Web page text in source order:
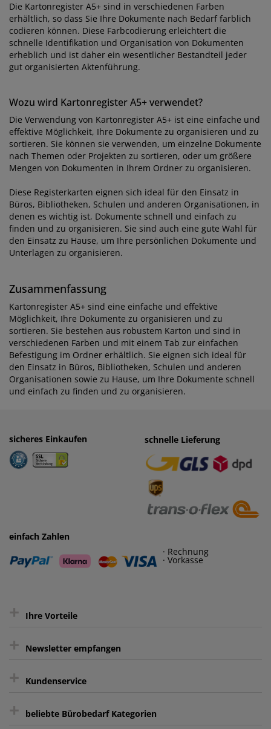
Die Kartonregister A5+ sind in verschiedenen Farben
erhältlich, so dass Sie Ihre Dokumente nach Bedarf farblich
codieren können. Diese Farbcodierung erleichtert die
schnelle Identifikation und Organisation von Dokumenten
erheblich und ist daher ein wesentlicher Bestandteil jeder
gut organisierten Aktenführung.
Wozu wird Kartonregister A5+ verwendet?
Die Verwendung von Kartonregister A5+ ist eine einfache und
effektive Möglichkeit, Ihre Dokumente zu organisieren und zu
sortieren. Sie können sie verwenden, um einzelne Dokumente
nach Themen oder Projekten zu sortieren, oder um größere
Mengen von Dokumenten in Ihrem Ordner zu organisieren.
Diese Registerkarten eignen sich ideal für den Einsatz in
Büros, Bibliotheken, Schulen und anderen Organisationen, in
denen es wichtig ist, Dokumente schnell und einfach zu
finden und zu organisieren. Sie sind auch eine gute Wahl für
den Einsatz zu Hause, um Ihre persönlichen Dokumente und
Unterlagen zu organisieren.
Zusammenfassung
Kartonregister A5+ sind eine einfache und effektive
Möglichkeit, Ihre Dokumente zu organisieren und zu
sortieren. Sie bestehen aus robustem Karton und sind in
verschiedenen Farben und mit einem Tab zur einfachen
Befestigung im Ordner erhältlich. Sie eignen sich ideal für
den Einsatz in Büros, Bibliotheken, Schulen und anderen
Organisationen sowie zu Hause, um Ihre Dokumente schnell
und einfach zu finden und zu organisieren.
sicheres Einkaufen einfaches Zahlen
· Rechnung
· Vorkasse
schnelle Lieferung
einfach Zahlen
· Rechnung
· Vorkasse
+ Ihre Vorteile
Kauf auf Rechnung³
sicher Shoppen durch SSL
intelligentes Kundenkonto
+ Newsletter empfangen
Sie können sich zu jeder Zeit abmelden.
+ Kundenservice
Kontakt
+ beliebte Bürobedarf Kategorien